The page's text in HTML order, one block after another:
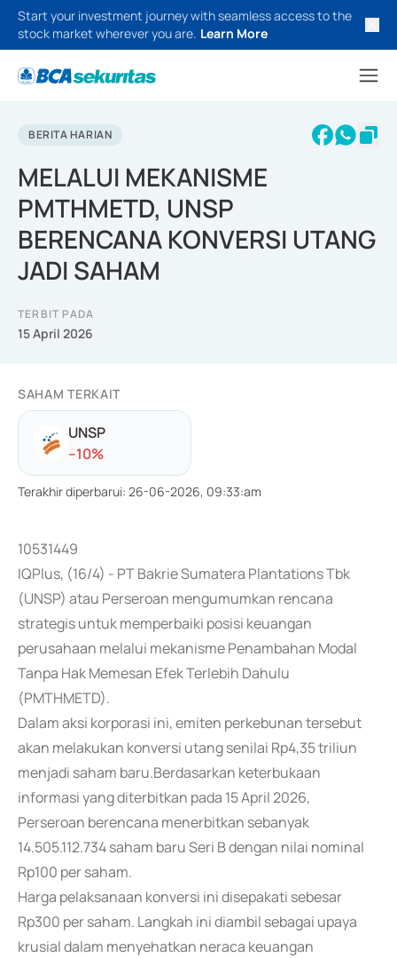
Start your investment journey with seamless access to the
stock market wherever you are. Learn More
BERITA HARIAN
MELALUI MEKANISME
PMTHMETD, UNSP
BERENCANA KONVERSI UTANG
JADI SAHAM
TERBIT PADA
15 April 2026
SAHAM TERKAIT
UNSP
--10%
Terakhir diperbarui: 26-06-2026, 09:33:am
10531449
IQPlus, (16/4) - PT Bakrie Sumatera Plantations Tbk
(UNSP) atau Perseroan mengumumkan rencana
strategis untuk memperbaiki posisi keuangan
perusahaan melalui mekanisme Penambahan Modal
Tanpa Hak Memesan Efek Terlebih Dahulu
(PMTHMETD).
Dalam aksi korporasi ini, emiten perkebunan tersebut
akan melakukan konversi utang senilai Rp4,35 triliun
menjadi saham baru.Berdasarkan keterbukaan
informasi yang diterbitkan pada 15 April 2026,
Perseroan berencana menerbitkan sebanyak
14.505.112.734 saham baru Seri B dengan nilai nominal
Rp100 per saham.
Harga pelaksanaan konversi ini disepakati sebesar
Rp300 per saham. Langkah ini diambil sebagai upaya
krusial dalam menyehatkan neraca keuangan